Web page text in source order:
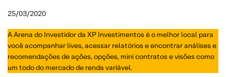
25/03/2020
A Arena do Investidor da XP Investimentos é o melhor local para
você acompanhar lives, acessar relatórios e encontrar análises e
recomendações de ações, opções, mini contratos e visões como
um todo do mercado de renda variável.